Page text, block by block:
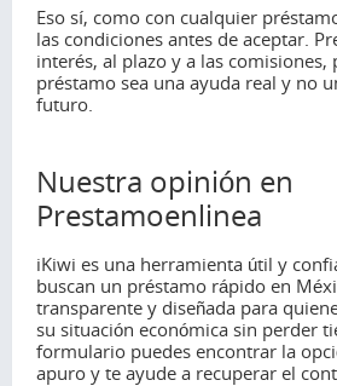
Eso sí, como con cualquier
las condiciones antes de aceptar.
interés, al plazo y a las comisiones,
préstamo sea una ayuda real y no
futuro.
Nuestra opinión en
Prestamoenlinea
iKiwi es una herramienta útil y
buscan un préstamo rápido en
transparente y diseñada para
su situación económica sin perder
formulario puedes encontrar la
apuro y te ayude a recuperar el